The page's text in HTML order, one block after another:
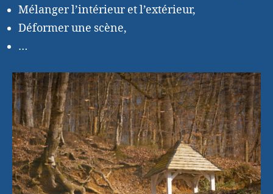
Mélanger l’intérieur et l’extérieur,
Déformer une scène,
…